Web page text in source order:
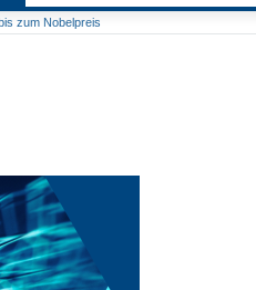
zum Nobelpreis